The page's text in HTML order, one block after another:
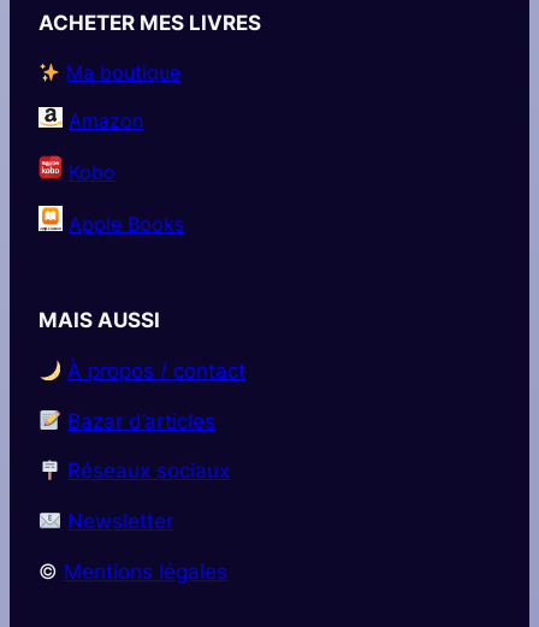
ACHETER MES LIVRES
Ma boutique
Amazon
Kobo
Apple Books
MAIS AUSSI
À propos / contact
Bazar d’articles
Réseaux sociaux
Newsletter
©️ Mentions légales